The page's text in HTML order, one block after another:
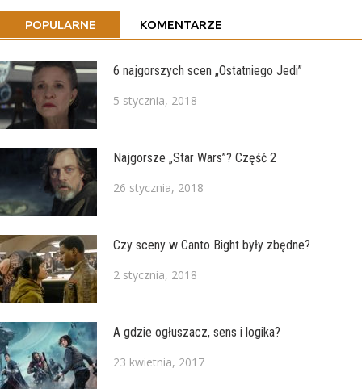
POPULARNE KOMENTARZE
6 najgorszych scen „Ostatniego Jedi”
5 stycznia, 2018
Najgorsze „Star Wars”? Część 2
26 stycznia, 2018
Czy sceny w Canto Bight były zbędne?
2 stycznia, 2018
A gdzie ogłuszacz, sens i logika?
23 kwietnia, 2017